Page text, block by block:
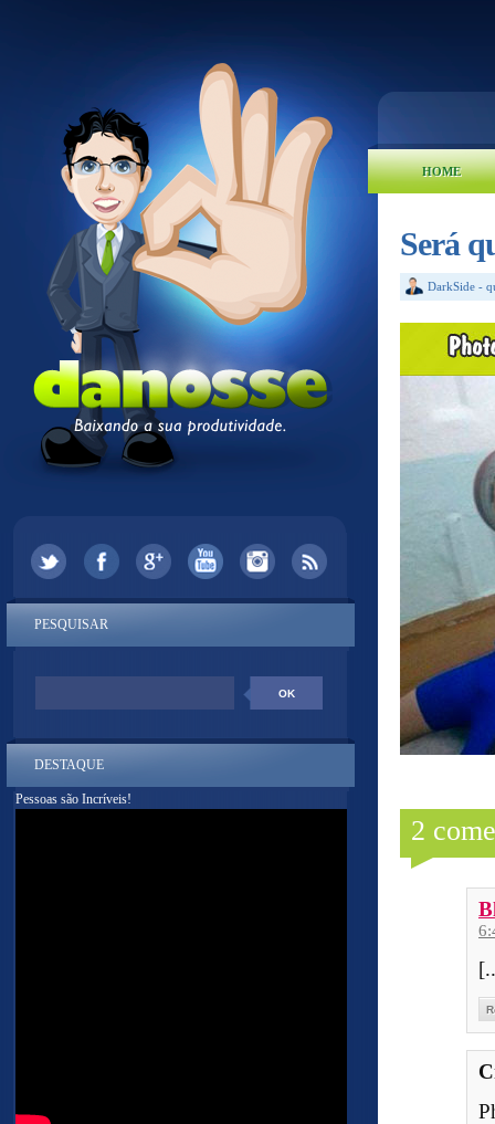
HOME
Será
DarkSide -
2
PESQUISAR
DESTAQUE
Pessoas são Incríveis!